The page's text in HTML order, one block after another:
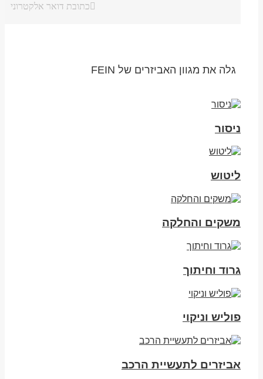
כתובת דואר אלקטרוני
גלה את מגוון האביזרים של FEIN
ניסור
ליטוש
משקים והחלקה
גרוד וחיתוך
פוליש וניקוי
אביזרים לתעשיית הרכב